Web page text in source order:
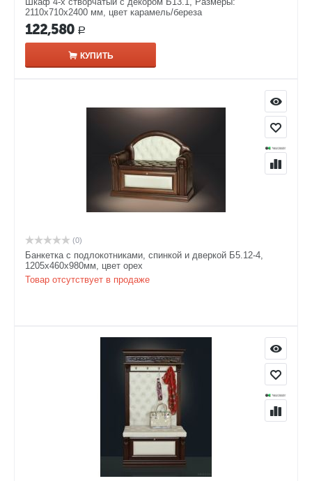
2110х710х2400 мм, цвет карамель/береза
122,580 Р
КУПИТЬ
(0)
Банкетка с подлокотниками, спинкой и дверкой Б5.12-4,
1205х460х980мм, цвет орех
Товар отсутствует в продаже